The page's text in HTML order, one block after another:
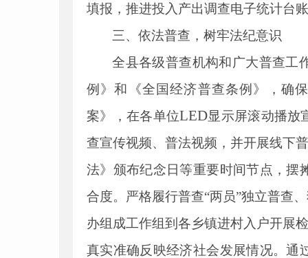
填报，推进投入产出调查电子统计台
三、依法普查，树牢法纪意识
全县各级普查机构和广大普查工
例》和《全国经济普查条例》，确
案》， 在各单位LED显示屏滚动播放
查宣传视频、普法视频，并开展线下
法》颁布纪念日等重要时间节点，摆
合度。严格履行普查“两员”独立普查
办组成工作组到各乡镇进村入户开展
真实准确反映经济社会发展情况。通